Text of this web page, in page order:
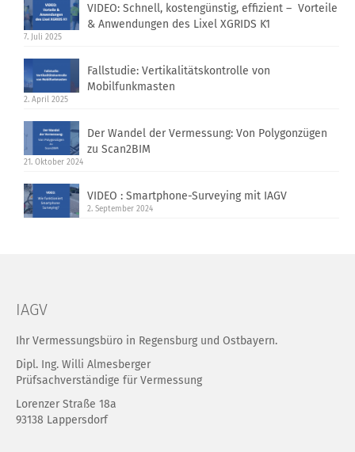
VIDEO: Schnell, kostengünstig, effizient – Vorteile
& Anwendungen des Lixel XGRIDS K1
7. Juli 2025
Fallstudie: Vertikalitätskontrolle von
Mobilfunkmasten
2. April 2025
Der Wandel der Vermessung: Von Polygonzügen
zu Scan2BIM
21. Oktober 2024
VIDEO : Smartphone-Surveying mit IAGV
2. September 2024
IAGV
Ihr Vermessungsbüro in Regensburg und Ostbayern.
Dipl. Ing. Willi Almesberger
Prüfsachverständige für Vermessung
Lorenzer Straße 18a
93138 Lappersdorf